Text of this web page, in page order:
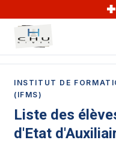
INSTITUT DE
(IFMS)
Liste des
d'Etat